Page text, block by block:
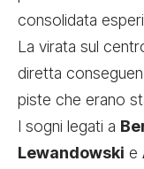
consolidata
La virata sul
diretta
piste che erano
I sogni legati a
Lewandowski e